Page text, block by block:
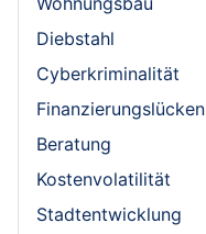
Diebstahl
Cyberkriminalität
Finanzierungslücken
Beratung
Kostenvolatilität
Stadtentwicklung